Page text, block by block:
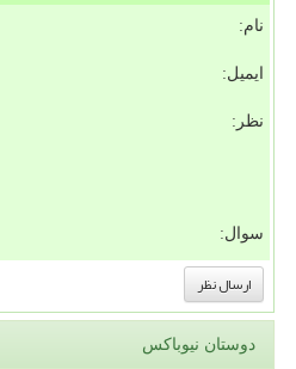
نام:
ایمیل:
نظر:
سوال:
دوستان نیوباکس